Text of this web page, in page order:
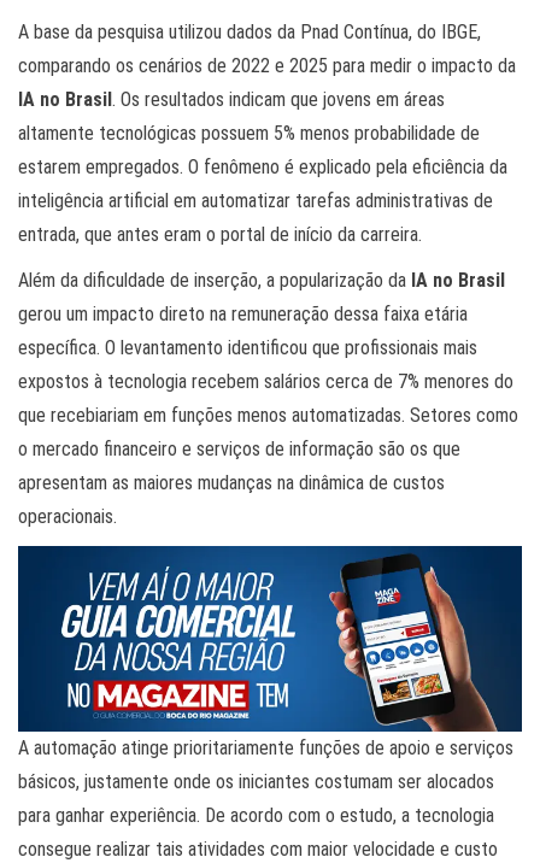
A base da pesquisa utilizou dados da Pnad Contínua, do IBGE,
comparando os cenários de 2022 e 2025 para medir o impacto da
IA no Brasil. Os resultados indicam que jovens em áreas
altamente tecnológicas possuem 5% menos probabilidade de
estarem empregados. O fenômeno é explicado pela eficiência da
inteligência artificial em automatizar tarefas administrativas de
entrada, que antes eram o portal de início da carreira.
Além da dificuldade de inserção, a popularização da IA no Brasil
gerou um impacto direto na remuneração dessa faixa etária
específica. O levantamento identificou que profissionais mais
expostos à tecnologia recebem salários cerca de 7% menores do
que recebiariam em funções menos automatizadas. Setores como
o mercado financeiro e serviços de informação são os que
apresentam as maiores mudanças na dinâmica de custos
operacionais.
A automação atinge prioritariamente funções de apoio e serviços
básicos, justamente onde os iniciantes costumam ser alocados
para ganhar experiência. De acordo com o estudo, a tecnologia
consegue realizar tais atividades com maior velocidade e custo